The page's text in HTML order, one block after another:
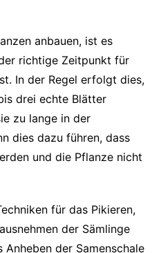
anbauen, ist es
richtige Zeitpunkt für
In der Regel erfolgt dies,
drei echte Blätter
zu lange in der
dies dazu führen, dass
und die Pflanze nicht
für das Pikieren,
der Sämlinge
der Samenschale